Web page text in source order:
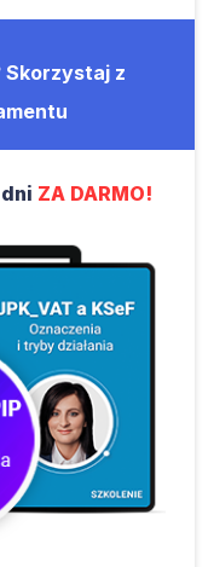
Skorzystaj z
ZA DARMO!